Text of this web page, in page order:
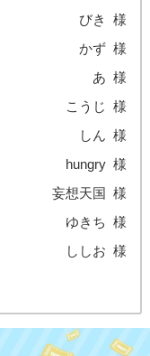
びき
様
かず 様
あ 様
こうじ
様
しん 様
hungry 様
妄想天国
様
ゆきち
様
ししお 様